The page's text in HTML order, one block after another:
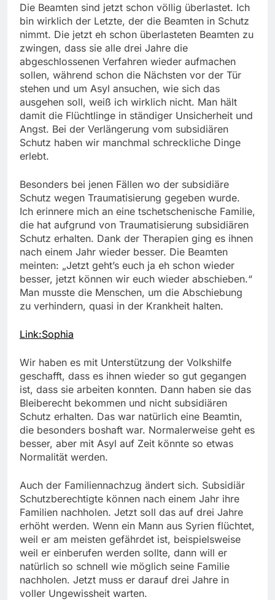
Die Beamten sind jetzt schon völlig überlastet. Ich
bin wirklich der Letzte, der die Beamten in Schutz
nimmt. Die jetzt eh schon überlasteten Beamten zu
zwingen, dass sie alle drei Jahre die
abgeschlossenen Verfahren wieder aufmachen
sollen, während schon die Nächsten vor der Tür
stehen und um Asyl ansuchen, wie sich das
ausgehen soll, weiß ich wirklich nicht. Man hält
damit die Flüchtlinge in ständiger Unsicherheit und
Angst. Bei der Verlängerung vom subsidiären
Schutz haben wir manchmal schreckliche Dinge
erlebt.
Besonders bei jenen Fällen wo der subsidiäre
Schutz wegen Traumatisierung gegeben wurde.
Ich erinnere mich an eine tschetschenische Familie,
die hat aufgrund von Traumatisierung subsidiären
Schutz erhalten. Dank der Therapien ging es ihnen
nach einem Jahr wieder besser. Die Beamten
meinten: „Jetzt geht’s euch ja eh schon wieder
besser, jetzt können wir euch wieder abschieben.“
Man musste die Menschen, um die Abschiebung
zu verhindern, quasi in der Krankheit halten.
Link:Sophia
Wir haben es mit Unterstützung der Volkshilfe
geschafft, dass es ihnen wieder so gut gegangen
ist, dass sie arbeiten konnten. Dann haben sie das
Bleiberecht bekommen und nicht subsidiären
Schutz erhalten. Das war natürlich eine Beamtin,
die besonders boshaft war. Normalerweise geht es
besser, aber mit Asyl auf Zeit könnte so etwas
Normalität werden.
Auch der Familiennachzug ändert sich. Subsidiär
Schutzberechtigte können nach einem Jahr ihre
Familien nachholen. Jetzt soll das auf drei Jahre
erhöht werden. Wenn ein Mann aus Syrien flüchtet,
weil er am meisten gefährdet ist, beispielsweise
weil er einberufen werden sollte, dann will er
natürlich so schnell wie möglich seine Familie
nachholen. Jetzt muss er darauf drei Jahre in
voller Ungewissheit warten.